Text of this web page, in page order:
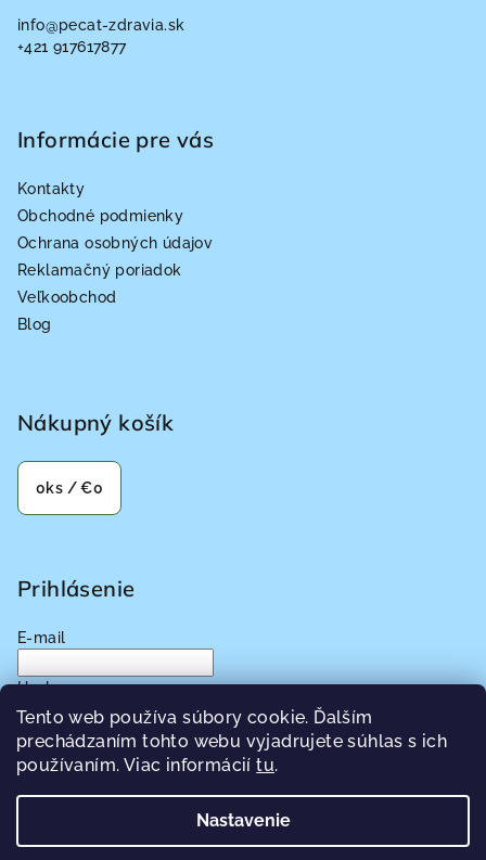
Tento web používa súbory cookie. Ďalším
prechádzaním tohto webu vyjadrujete súhlas s ich
používaním. Viac informáciítu.
Nastavenie
info@pecat-zdravia.sk
+421 917617877
Informácie pre vás
Kontakty
Obchodné podmienky
Ochrana osobných údajov
Reklamačný poriadok
Veľkoobchod
Blog
Nákupný košík
0ks /€0
Prihlásenie
E-mail
Heslo
Nová registráciaZabudnuté heslo